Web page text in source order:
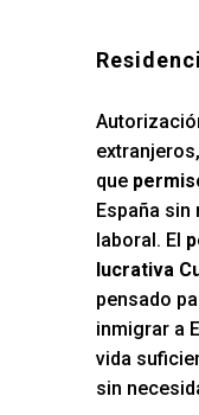
que
España sin
laboral. El
lucrativa
pensado
inmigrar a
vida
sin